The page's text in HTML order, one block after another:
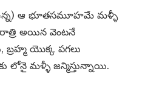
ఆ భూతసమూహమే మళ్ళీ
రాత్రి అయిన వెంటనే
యొక్క పగలు
లోనై మళ్ళీ జన్మిస్తున్నాయి.